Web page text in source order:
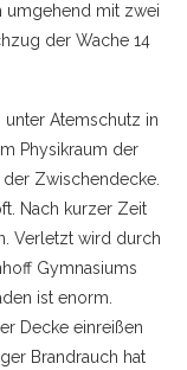
umgehend mit zwei
der Wache 14
Atemschutz in
Physikraum der
Zwischendecke.
Nach kurzer Zeit
Verletzt wird durch
Gymnasiums
ist enorm.
Decke einreißen
Brandrauch hat